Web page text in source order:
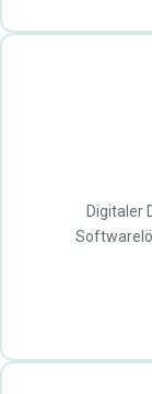
Digitaler